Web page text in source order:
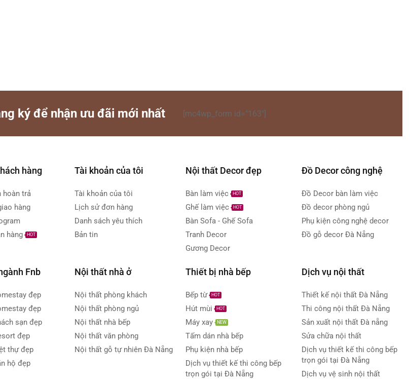
ký để nhận ưu đãi mới nhất [mc4wp_form id="163"]
hàng
hoàn trả
hàng
hàng
HOT
Tài khoản của tôi
Tài khoản của tôi
Lịch sử đơn hàng
Danh sách yêu thích
Bản tin
Nội thất Decor đẹp
Bàn làm việc HOT
Ghế làm việc HOT
Bàn Sofa - Ghế Sofa
Tranh Decor
Gương Decor
Đồ Decor công nghệ
Đồ Decor bàn làm việc
Đồ decor phòng ngủ
Phụ kiện công nghệ decor
Đồ gỗ decor Đà Nẵng
Fnb
đẹp
đẹp
sạn đẹp
đẹp
thự đẹp
hộ đẹp
Nội thất nhà ở
Nội thất phòng khách
Nội thất phòng ngủ
Nội thất nhà bếp
Nội thất văn phòng
Nội thất gỗ tự nhiên Đà Nẵng
Thiết bị nhà bếp
Bếp từ HOT
Hút mùi HOT
Máy xay NEW
Tấm dán nhà bếp
Phụ kiện nhà bếp
Dịch vụ thiết kế thi công bếp
trọn gói tại Đà Nẵng
Dịch vụ nội thất
Thiết kế nội thất Đà Nẵng
Thi công nội thất Đà Nẵng
Sản xuất nội thất Đà nẵng
Sửa chữa nội thất
Dịch vụ thiết kế thi công bếp
trọn gói tại Đà Nẵng
Dịch vụ vệ sinh nội thất